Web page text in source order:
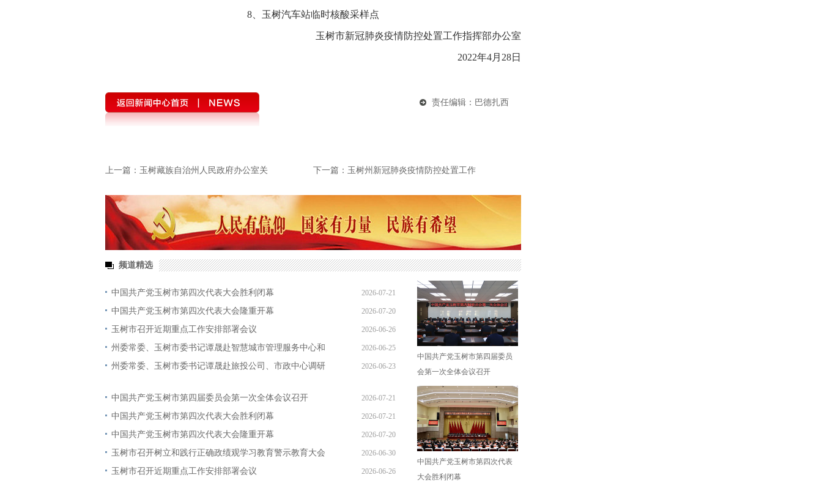
8、玉树汽车站临时核酸采样点
玉树市新冠肺炎疫情防控处置工作指挥部办公室
2022年4月28日
责任编辑：巴德扎西
上一篇： 玉树藏族自治州人民政府办公室关 下一篇： 玉树州新冠肺炎疫情防控处置工作
频道精选
中国共产党玉树市第四次代表大会胜利闭幕 2026-07-21
23:29:00
中国共产党玉树市第四次代表大会隆重开幕 2026-07-20
15:20:00
玉树市召开近期重点工作安排部署会议 2026-06-26
11:16:16
州委常委、玉树市委书记谭晟赴智慧城市管理服务中心和 2026-06-25
10:36:25
州委常委、玉树市委书记谭晟赴旅投公司、市政中心调研 2026-06-23
中国共产党玉树市第四届委员会第一次全体会议召开 2026-07-21
23:44:00
中国共产党玉树市第四次代表大会胜利闭幕 2026-07-21
23:29:00
中国共产党玉树市第四次代表大会隆重开幕 2026-07-20
15:20:00
玉树市召开树立和践行正确政绩观学习教育警示教育大会 2026-06-30
11:45:59
玉树市召开近期重点工作安排部署会议 2026-06-26
中国共产党玉树市第四届委员
会第一次全体会议召开
中国共产党玉树市第四次代表
大会胜利闭幕